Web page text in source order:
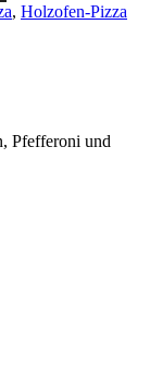
, Holzofen-Pizza
Pfefferoni und